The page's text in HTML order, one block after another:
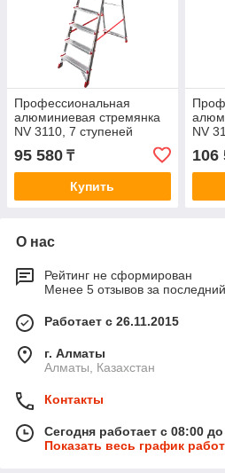
Профессиональная
алюминиевая стремянка
NV 3110, 7 ступеней
95 580 ₸
Купить
NV
106
О нас
Рейтинг не сформирован
Менее 5 отзывов за
Работает с 26.11.2015
г. Алматы
Алматы, Казахстан
Контакты
Сегодня работает с 08:00
Показать весь график